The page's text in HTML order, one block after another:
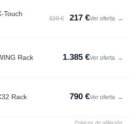
Touch
320 € 217 €Ver oferta →
Rack 1.385 €Ver oferta →
Rack 790 €Ver oferta →
Enlaces de afiliación